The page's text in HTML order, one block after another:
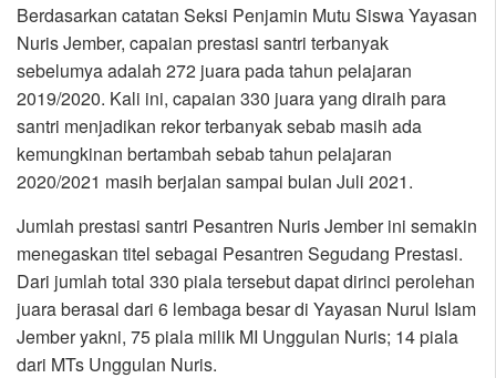
Berdasarkan catatan Seksi Penjamin Mutu Siswa Yayasan
Nuris Jember, capaian prestasi santri terbanyak
sebelumya adalah 272 juara pada tahun pelajaran
2019/2020. Kali ini, capaian 330 juara yang diraih para
santri menjadikan rekor terbanyak sebab masih ada
kemungkinan bertambah sebab tahun pelajaran
2020/2021 masih berjalan sampai bulan Juli 2021.
Jumlah prestasi santri Pesantren Nuris Jember ini semakin
menegaskan titel sebagai Pesantren Segudang Prestasi.
Dari jumlah total 330 piala tersebut dapat dirinci perolehan
juara berasal dari 6 lembaga besar di Yayasan Nurul Islam
Jember yakni, 75 piala milik MI Unggulan Nuris; 14 piala
dari MTs Unggulan Nuris.